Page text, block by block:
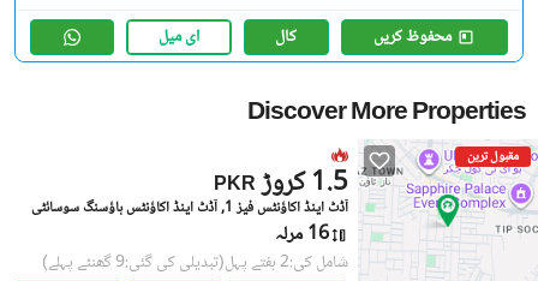
محفوظ کریں کال ای میل
Discover More Properties
مقبول ترین
PKR 1.5 کروڑ
آڈٹ اینڈ اکاؤنٹس فیز 1, آڈٹ اینڈ اکاؤنٹس ہاؤسنگ سوسائٹی
16 مرلہ
شامل کی:2 ہفتے پہل (تبدیلی کی گئی:9 گھنٹے پہلے)